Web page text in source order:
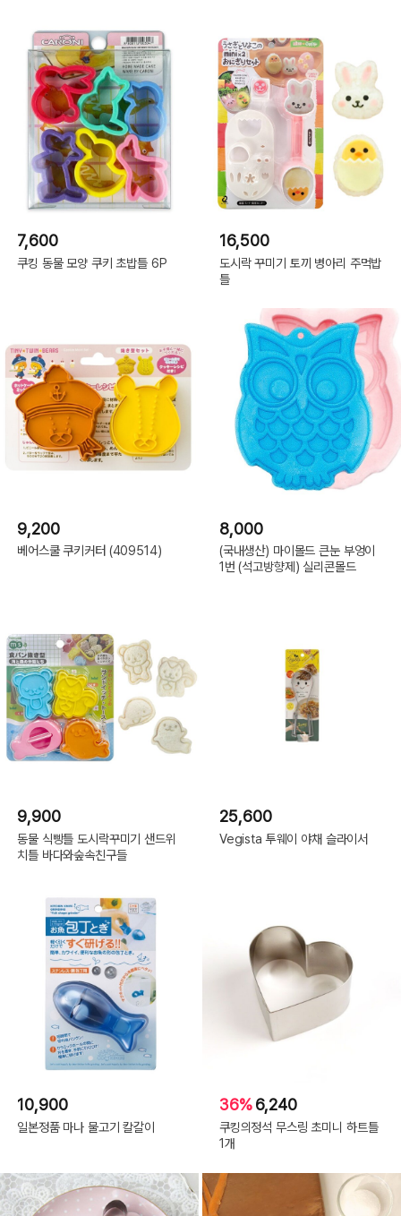
7,600
쿠킹 동물 모양 쿠키 초밥틀 6P
16,500
도시락 꾸미기 토끼 병아리 주먹밥
틀
9,200
베어스쿨 쿠키커터 (409514)
8,000
(국내생산) 마이몰드 큰눈 부엉이
1번 (석고방향제) 실리콘몰드
9,900
동물 식빵틀 도시락꾸미기 샌드위
치틀 바다와숲속친구들
25,600
Vegista 투웨이 야채 슬라이서
10,900
일본정품 마나 물고기 칼갈이
36%6,240
쿠킹의정석 무스링 초미니 하트틀
1개